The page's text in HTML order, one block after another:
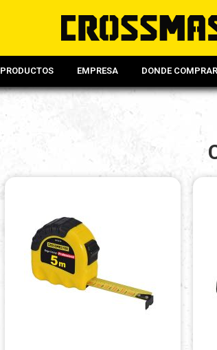
PRODUCTOS EMPRESA DONDE COMPRAR